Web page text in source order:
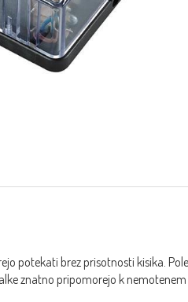
potekati brez prisotnosti kisika.
znatno pripomorejo k nemotenem